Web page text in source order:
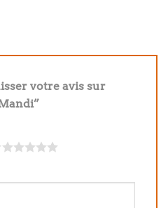
votre avis sur